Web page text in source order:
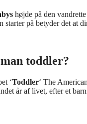
højde på den
starter på betyder det at
toddler?
‘Toddler‘ The
år af livet, efter et